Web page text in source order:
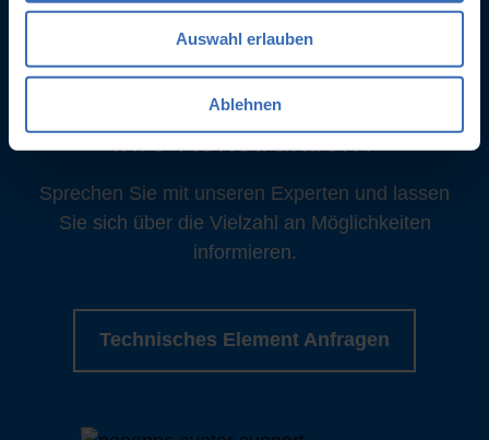
Auswahl erlauben
Ablehnen
Sie interessieren sich für ein
maßgeschneidertes TE für
Ihre Konstruktion?
Sprechen Sie mit unseren Experten und lassen
Sie sich über die Vielzahl an Möglichkeiten
informieren.
Technisches Element Anfragen